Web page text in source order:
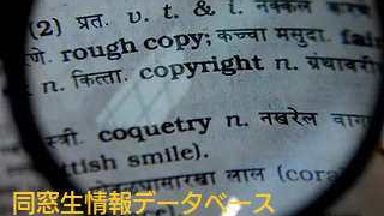
同窓生情報データベース